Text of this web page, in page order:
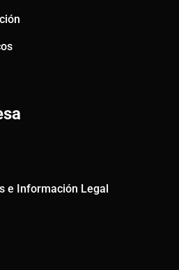
e Información Legal